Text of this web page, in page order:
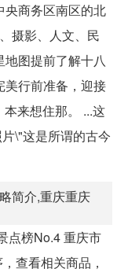
央商务区南区的北
摄影、人文、民
图提前了解十八
美行前准备，迎接
来想住那。 ...这
\"这是所谓的古今
简介,重庆重庆
点榜No.4 重庆市
查看相关商品，